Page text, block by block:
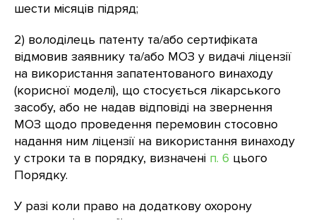
шести місяців підряд;
2) володілець патенту та/або сертифіката
відмовив заявнику та/або МОЗ у видачі ліцензії
на використання запатентованого винаходу
(корисної моделі), що стосується лікарського
засобу, або не надав відповіді на звернення
МОЗ щодо проведення перемовин стосовно
надання ним ліцензії на використання винаходу
у строки та в порядку, визначені п. 6 цього
Порядку.
У разі коли право на додаткову охорону